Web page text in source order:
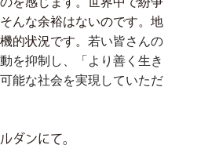
んな余裕はないのです。地
的状況です。 若い皆さんの
を抑制し、「より善く生き
能な社会を実現していただ
ダンにて。